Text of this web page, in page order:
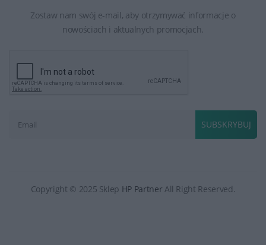
Zostaw nam swój e-mail, aby otrzymywać informacje o
nowościach i aktualnych promocjach.
SUBSKRYBUJ
Copyright © 2025 Sklep HP Partner All Right Reserved.